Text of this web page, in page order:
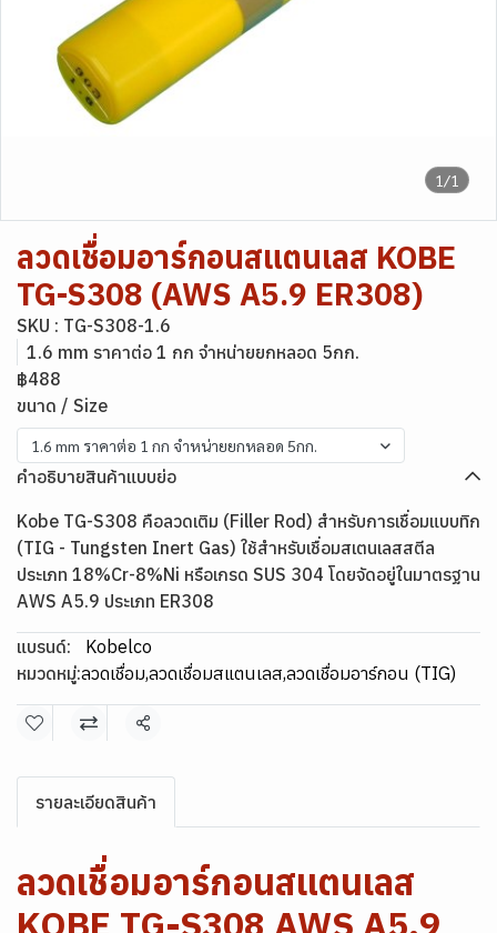
1/1
ลวดเชื่อมอาร์กอนสแตนเลส KOBE
TG-S308 (AWS A5.9 ER308)
SKU : TG-S308-1.6
1.6 mm ราคาต่อ 1 กก จำหน่ายยกหลอด 5กก.
฿488
ขนาด / Size
1.6 mm ราคาต่อ 1 กก จำหน่ายยกหลอด 5กก.
คำอธิบายสินค้าแบบย่อ
Kobe TG-S308 คือลวดเติม (Filler Rod) สำหรับการเชื่อมแบบทิก
(TIG - Tungsten Inert Gas) ใช้สำหรับเชื่อมสเตนเลสสตีล
ประเภท 18%Cr-8%Ni หรือเกรด SUS 304 โดยจัดอยู่ในมาตรฐาน
AWS A5.9 ประเภท ER308
แบรนด์:
Kobelco
หมวดหมู่:ลวดเชื่อม,ลวดเชื่อมสแตนเลส,ลวดเชื่อมอาร์กอน (TIG)
แชร์
รายละเอียดสินค้า
ลวดเชื่อมอาร์กอนสแตนเลส